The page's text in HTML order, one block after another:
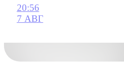
20:56
7 АВГ